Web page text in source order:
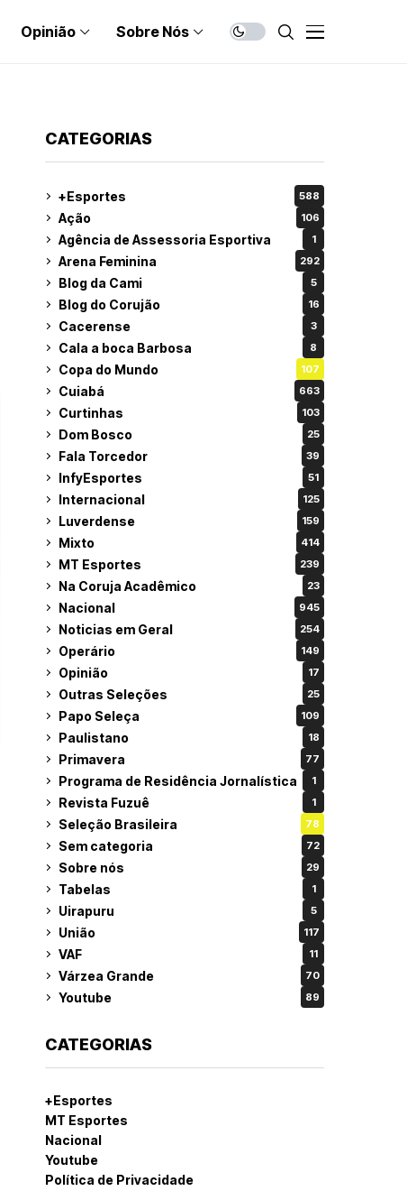
Opinião Sobre Nós
CATEGORIAS
+Esportes 588
Ação 106
Agência de Assessoria Esportiva 1
Arena Feminina 292
Blog da Cami 5
Blog do Corujão 16
Cacerense 3
Cala a boca Barbosa 8
Copa do Mundo 107
Cuiabá 663
Curtinhas 103
Dom Bosco 25
Fala Torcedor 39
InfyEsportes 51
Internacional 125
Luverdense 159
Mixto 414
MT Esportes 239
Na Coruja Acadêmico 23
Nacional 945
Noticias em Geral 254
Operário 149
Opinião 17
Outras Seleções 25
Papo Seleça 109
Paulistano 18
Primavera 77
Programa de Residência Jornalística 1
Revista Fuzuê 1
Seleção Brasileira 78
Sem categoria 72
Sobre nós 29
Tabelas 1
Uirapuru 5
União 117
VAF 11
Várzea Grande 70
Youtube 89
CATEGORIAS
+Esportes
MT Esportes
Nacional
Youtube
Política de Privacidade